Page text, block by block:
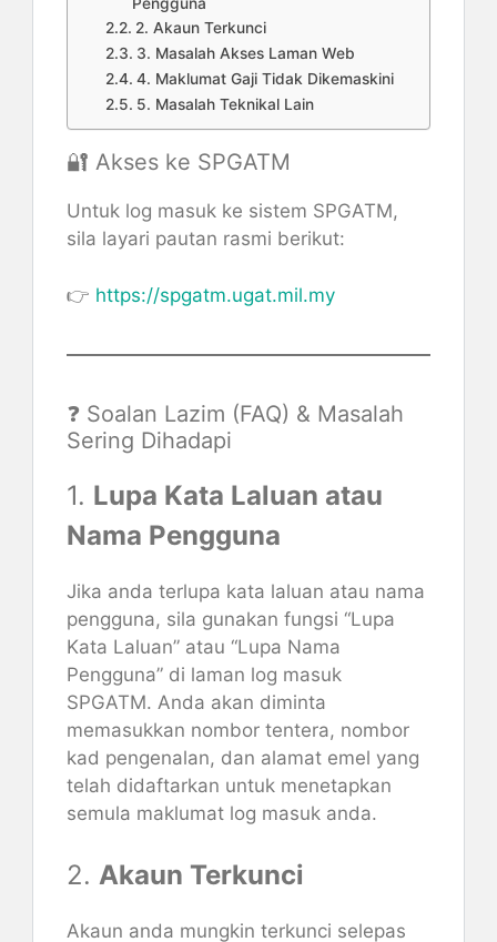
2. Akaun Terkunci
3. Masalah Akses Laman Web
4. Maklumat Gaji Tidak Dikemaskini
5. Masalah Teknikal Lain
🔐 Akses ke SPGATM
Untuk log masuk ke sistem SPGATM,
sila layari pautan rasmi berikut:
👉 https://spgatm.ugat.mil.my
❓ Soalan Lazim (FAQ) & Masalah
Sering Dihadapi
1. Lupa Kata Laluan atau
Nama Pengguna
Jika anda terlupa kata laluan atau nama
pengguna, sila gunakan fungsi “Lupa
Kata Laluan” atau “Lupa Nama
Pengguna” di laman log masuk
SPGATM. Anda akan diminta
memasukkan nombor tentera, nombor
kad pengenalan, dan alamat emel yang
telah didaftarkan untuk menetapkan
semula maklumat log masuk anda.
2. Akaun Terkunci
Akaun anda mungkin terkunci selepas